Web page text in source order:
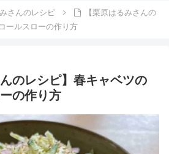
さんのレシピ
【栗原はるみさんの
ールスローの作り方
んのレシピ】春キャベツの
の作り方